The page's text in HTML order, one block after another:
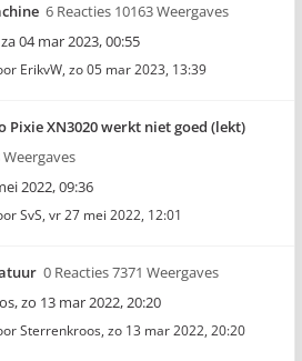
6 Reacties 10163 Weergaves
za 04 mar 2023, 00:55
ErikvW, zo 05 mar 2023, 13:39
Pixie XN3020 werkt niet goed (lekt)
Weergaves
2022, 09:36
SvS, vr 27 mei 2022, 12:01
0 Reacties 7371 Weergaves
,zo 13 mar 2022, 20:20
Sterrenkroos, zo 13 mar 2022, 20:20